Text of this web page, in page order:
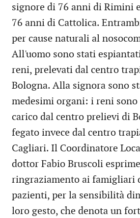
signore di 76 anni di Rimini
76 anni di Cattolica.
per cause naturali al
All'uomo sono stati
reni, prelevati dal centro
Bologna. Alla signora sono
medesimi organi: i reni
carico dal centro prelievi di
fegato invece dal centro
Cagliari. Il Coordinatore
dottor Fabio Bruscoli
ringraziamento ai famigliari
pazienti, per la sensibilità
loro gesto, che denota un